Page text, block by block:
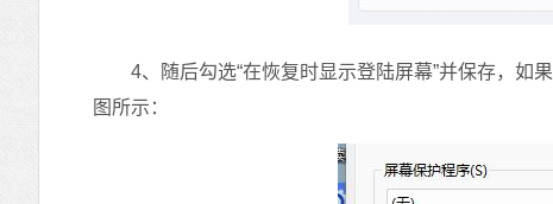
4、随后勾选“在恢复时显示登陆屏幕”并保存，如
图所示：